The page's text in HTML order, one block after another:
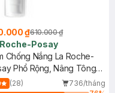
₫610.000 ₫
Posay
Chống Nắng La Roche-
Phổ Rộng, Nâng Tông
Dầu 50ml
(28)
736/tháng